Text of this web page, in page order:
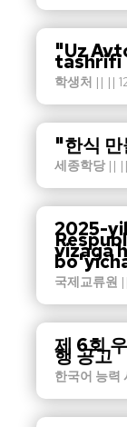
"Uz
tashrifi
학생처 || ||
"한식
세종학당 ||
2025-
vizaga
국제교류원
제 6회
행 공고
한국어 능력